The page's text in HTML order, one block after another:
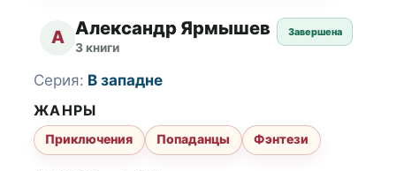
А Александр Ярмышев
3 книги
Завершена
Серия: В западне
ЖАНРЫ
Приключения Попаданцы Фэнтези